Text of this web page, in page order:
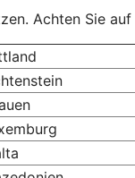
Achten Sie